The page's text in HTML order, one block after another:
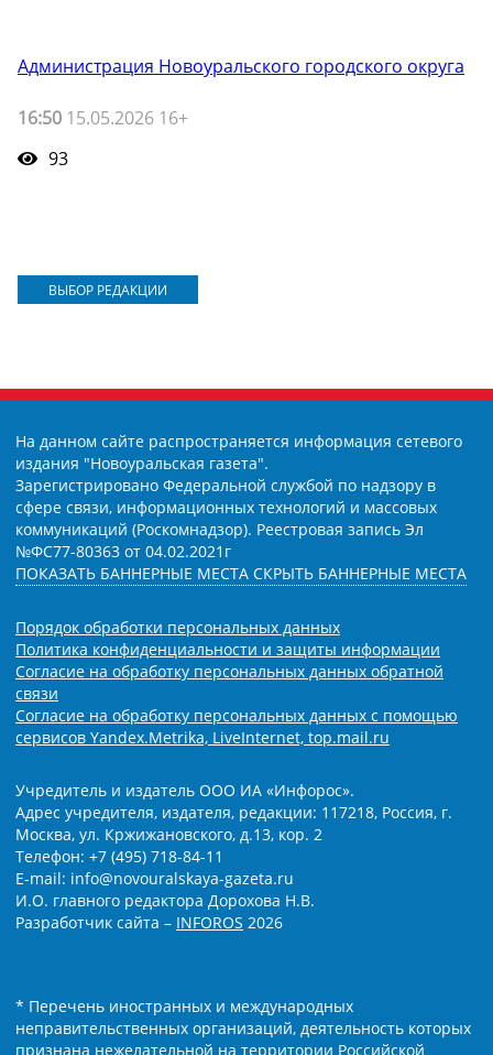
Администрация Новоуральского городского округа
16:50 15.05.2026 16+
93
ВЫБОР РЕДАКЦИИ
На данном сайте распространяется информация сетевого
издания "Новоуральская газета".
Зарегистрировано Федеральной службой по надзору в
сфере связи, информационных технологий и массовых
коммуникаций (Роскомнадзор). Реестровая запись Эл
№ФС77-80363 от 04.02.2021г
ПОКАЗАТЬ БАННЕРНЫЕ МЕСТА СКРЫТЬ БАННЕРНЫЕ МЕСТА
Порядок обработки персональных данных
Политика конфиденциальности и защиты информации
Согласие на обработку персональных данных обратной
связи
Согласие на обработку персональных данных с помощью
сервисов Yandex.Metrika, LiveInternet, top.mail.ru
Учредитель и издатель ООО ИА «Инфорос».
Адрес учредителя, издателя, редакции: 117218, Россия, г.
Москва, ул. Кржижановского, д.13, кор. 2
Телефон: +7 (495) 718-84-11
E-mail: info@novouralskaya-gazeta.ru
И.О. главного редактора Дорохова Н.В.
Разработчик сайта – INFOROS 2026
* Перечень иностранных и международных
неправительственных организаций, деятельность которых
признана нежелательной на территории Российской